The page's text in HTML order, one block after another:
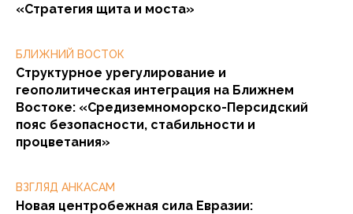
«Стратегия щита и моста»
БЛИЖНИЙ ВОСТОК
Структурное урегулирование и
геополитическая интеграция на Ближнем
Востоке: «Средиземноморско-Персидский
пояс безопасности, стабильности и
процветания»
ВЗГЛЯД АНКАСАМ
Новая центробежная сила Евразии: